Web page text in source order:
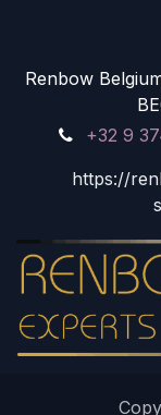
Renbow
+32 9
https://